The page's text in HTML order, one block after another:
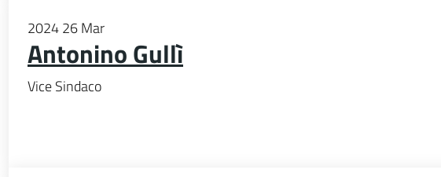
202426Mar
Antonino Gullì
Vice Sindaco